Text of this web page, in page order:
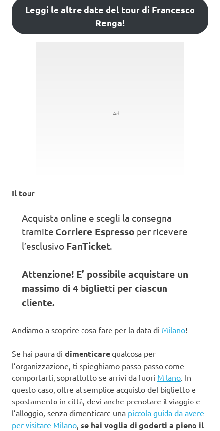
Leggi le altre date del tour di Francesco
Renga!
Il tour
Acquista online e scegli la consegna
tramite Corriere Espresso per ricevere
l’esclusivo FanTicket.
Attenzione! E’ possibile acquistare un
massimo di 4 biglietti per ciascun
cliente.
Andiamo a scoprire cosa fare per la data di Milano!
Se hai paura di dimenticare qualcosa per
l’organizzazione, ti spieghiamo passo passo come
comportarti, soprattutto se arrivi da fuori Milano . In
questo caso, oltre al semplice acquisto del biglietto e
spostamento in città, devi anche prenotare il viaggio e
l’alloggio, senza dimenticare una piccola guida da avere
per visitare Milano se hai voglia di goderti a pieno il